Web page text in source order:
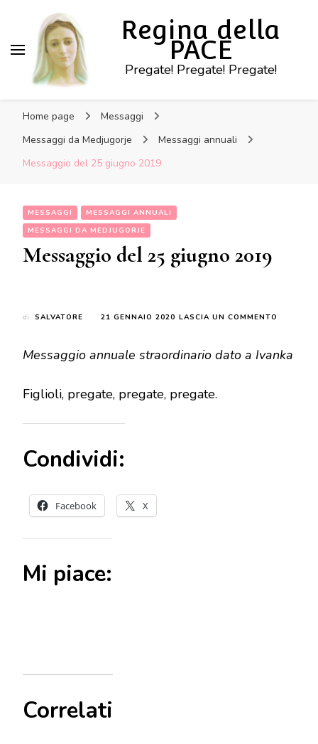
Regina della
PACE
Pregate! Pregate! Pregate!
Home page
Messaggi
Messaggi da Medjugorje
Messaggi annuali
Messaggio del 25 giugno 2019
MESSAGGI
MESSAGGI ANNUALI
MESSAGGI DA MEDJUGORJE
Messaggio del 25 giugno 2019
di SALVATORE 21 GENNAIO 2020 LASCIA UN COMMENTO
25
Messaggio annuale straordinario dato a Ivanka
Figlioli, pregate, pregate, pregate.
Condividi:
Facebook X
Mi piace:
Correlati